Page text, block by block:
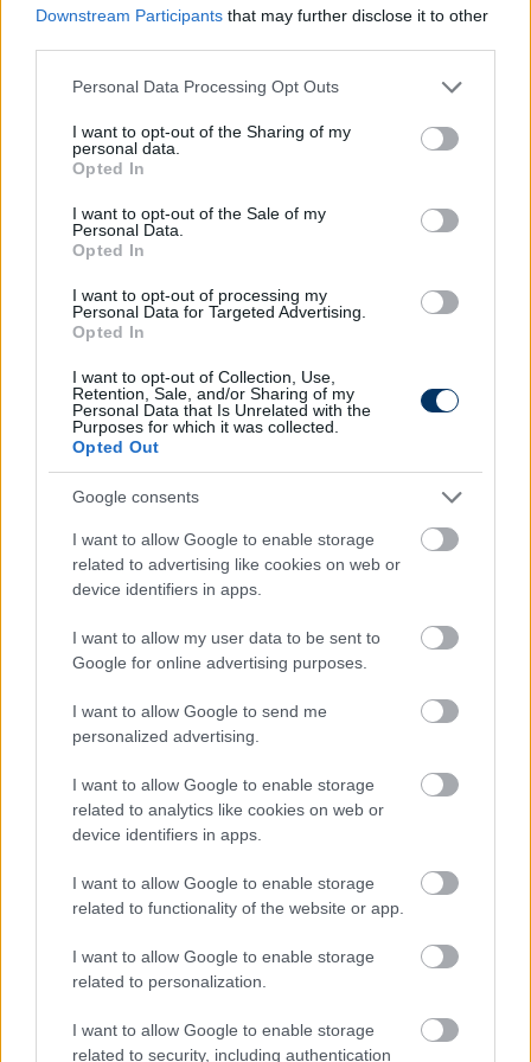
Downstream Participants that may further disclose it to other
Please note that this website/app uses one or more Google
not limited to your visit or usage behaviour. You may click to
grant or deny consent to Google and its third-party tags to
use your data for below specified purposes in below Google
consent section.
Personal Data Processing Opt Outs
I want to opt-out of the Sharing of my
personal data.
Opted In
I want to opt-out of the Sale of my
Personal Data.
Opted In
I want to opt-out of processing my
Personal Data for Targeted Advertising.
Opted In
I want to opt-out of Collection, Use,
Retention, Sale, and/or Sharing of my
Personal Data that Is Unrelated with the
Purposes for which it was collected.
Opted Out
Google consents
I want to allow Google to enable storage
related to advertising like cookies on web or
device identifiers in apps.
I want to allow my user data to be sent to
Google for online advertising purposes.
I want to allow Google to send me
personalized advertising.
I want to allow Google to enable storage
related to analytics like cookies on web or
device identifiers in apps.
I want to allow Google to enable storage
related to functionality of the website or app.
I want to allow Google to enable storage
related to personalization.
I want to allow Google to enable storage
related to security, including authentication
folyamán sor kerülhet. (Sky Sports)
La Liga, 23. forduló
Athletic Bilbao-Mallorca 4-0 (Berchiche 3., 16.,
Guruzeta 62., Muniain 89.)
Madrid: A Real Madrid több klubot is
megelőzött a fiatal ukrán kapus, Ilja Voloscsin
szerződtetése ügyében. Voloscsin a múlt héten
Madridban járt, hogy elvégezze az orvosi
vizsgálatot, majd pénteken írta alá ügynökeivel a
2026 júniusáig szóló szerződését.
⚪️🇺🇦 Real Madrid have beaten several
goalkeeper Ilya Voloshyn.
Voloshyn was in Madrid to complete the
medical last week and then signed the
contract until June 2026 today with his
pic.twitter.com/nXy0b5c0QR
— Fabrizio Romano (@FabrizioRomano)
February 2, 2024
Girona: A La Liga-csapatba berobbant magyar védő
jövőjéről kulcsfontosságú bejelentést tettek -
Real Betis:Hivatalosan is bejelentették, hogy a 27
éves spanyol középpályás, Pablo Fornals végleges
átigazolással, meg nem nevezett összegért a
szezon után tér vissza Spanyolországba a